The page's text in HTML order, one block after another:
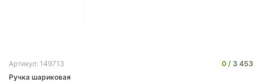
Артикул: 149713 0
3 453
Ручка шариковая